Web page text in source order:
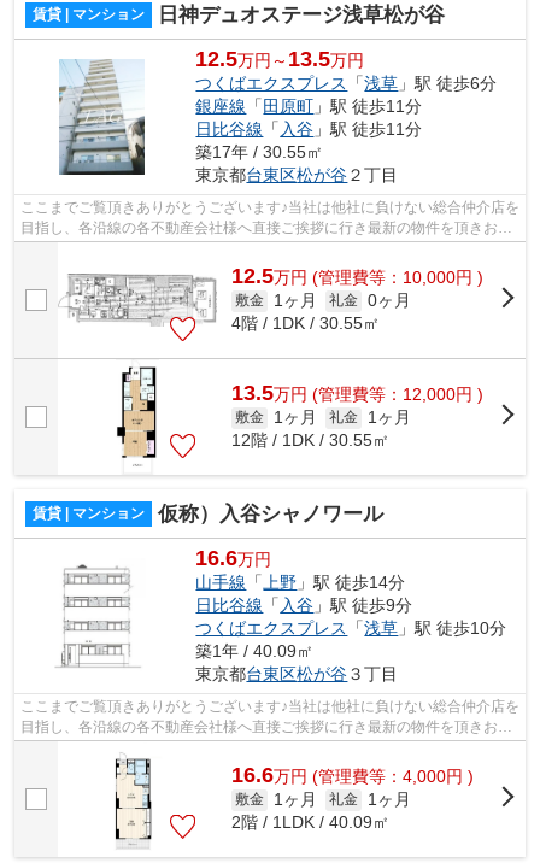
賃貸 | マンション 日神デュオステージ浅草松が谷
12.5万円～ 13.5万円
つくばエクスプレス
「浅草 」駅 徒歩6分
銀座線 「 田原町 」駅 徒歩11分
日比谷線 「 入谷 」駅 徒歩11分
築17年 / 30.55㎡
東京都台東区松が谷２丁目
ここまでご覧頂きありがとうございます♪当社は他社に負けない総合仲介店を
目指し、各沿線の各不動産会社様へ直接ご挨拶に行き最新の物件を頂きお客
12.5万円 (管理費等：10,000円 )
敷金 1ヶ月 礼金 0ヶ月
4階 / 1DK / 30.55㎡
13.5万円 (管理費等：12,000円 )
敷金 1ヶ月 礼金
1ヶ月
12階 / 1DK / 30.55㎡
賃貸 | マンション 仮称）入谷シャノワール
16.6万円
山手線 「 上野 」駅 徒歩14分
日比谷線 「 入谷 」駅 徒歩9分
つくばエクスプレス
「浅草 」駅 徒歩10分
築1年 / 40.09㎡
東京都台東区松が谷３丁目
ここまでご覧頂きありがとうございます♪当社は他社に負けない総合仲介店を
目指し、各沿線の各不動産会社様へ直接ご挨拶に行き最新の物件を頂きお客
様へ提供しております！最新の情報は...
16.6万円 (管理費等：4,000円 )
敷金 1ヶ月 礼金
1ヶ月
2階 / 1LDK / 40.09㎡